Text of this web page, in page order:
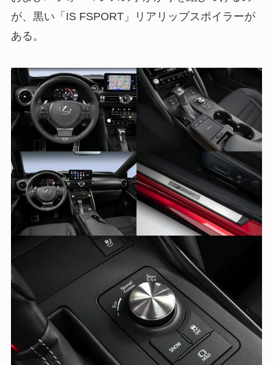
が、黒い「IS FSPORT」リアリップスポイラーが
ある。